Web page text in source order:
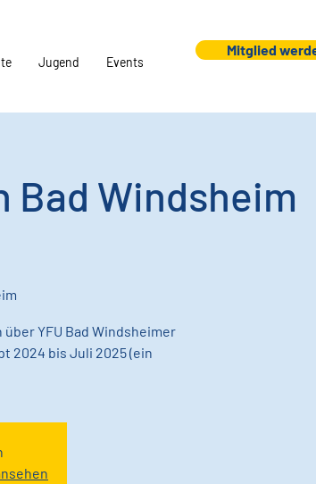
Jugend Events
Mitglied
Bad Windsheim
YFU Bad Windsheimer
2024 bis Juli 2025 (ein